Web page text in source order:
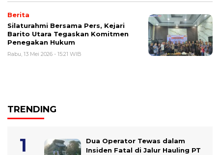
Berita
Silaturahmi Bersama Pers, Kejari
Barito Utara Tegaskan Komitmen
Penegakan Hukum
Rabu, 13 Mei 2026 - 15:21 WIB
TRENDING
Dua Operator Tewas dalam
Insiden Fatal di Jalur Hauling PT